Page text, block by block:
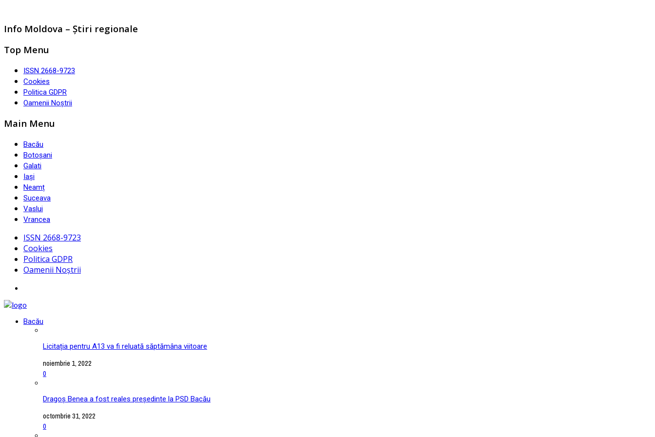
Info Moldova – Știri regionale
Top Menu
ISSN 2668-9723
Cookies
Politica GDPR
Oamenii Noștrii
Main Menu
Bacău
Botoșani
Galati
Iași
Neamț
Suceava
Vaslui
Vrancea
ISSN 2668-9723
Cookies
Politica GDPR
Oamenii Noștrii
Bacău
Licitația pentru A13 va fi reluată săptămâna viitoare
noiembrie 1, 2022
0
Dragoș Benea a fost reales președinte la PSD Bacău
octombrie 31, 2022
0